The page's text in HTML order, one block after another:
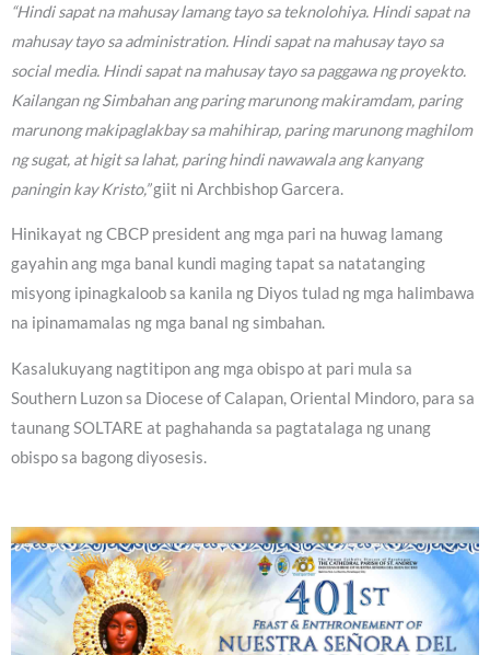
“Hindi sapat na mahusay lamang tayo sa teknolohiya. Hindi sapat na
mahusay tayo sa administration. Hindi sapat na mahusay tayo sa
social media. Hindi sapat na mahusay tayo sa paggawa ng proyekto.
Kailangan ng Simbahan ang paring marunong makiramdam, paring
marunong makipaglakbay sa mahihirap, paring marunong maghilom
ng sugat, at higit sa lahat, paring hindi nawawala ang kanyang
paningin kay Kristo,”giit ni Archbishop Garcera.
Hinikayat ng CBCP president ang mga pari na huwag lamang
gayahin ang mga banal kundi maging tapat sa natatanging
misyong ipinagkaloob sa kanila ng Diyos tulad ng mga halimbawa
na ipinamamalas ng mga banal ng simbahan.
Kasalukuyang nagtitipon ang mga obispo at pari mula sa
Southern Luzon sa Diocese of Calapan, Oriental Mindoro, para sa
taunang SOLTARE at paghahanda sa pagtatalaga ng unang
obispo sa bagong diyosesis.